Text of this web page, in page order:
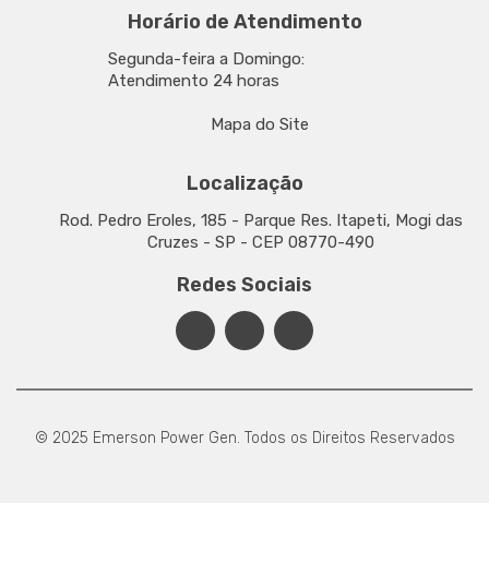
Horário de Atendimento
Segunda-feira a Domingo:
Atendimento 24 horas
Mapa do Site
Localização
Rod. Pedro Eroles, 185 - Parque Res. Itapeti, Mogi das
Cruzes - SP - CEP 08770-490
Redes Sociais
© 2025 Emerson Power Gen. Todos os Direitos Reservados